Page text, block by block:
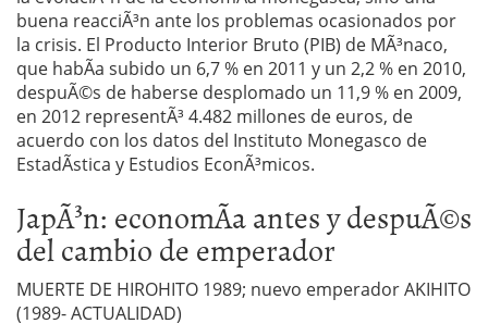
buena reacciÃ³n ante los problemas ocasionados por
la crisis. El Producto Interior Bruto (PIB) de MÃ³naco,
que habÃ­a subido un 6,7 % en 2011 y un 2,2 % en 2010,
despuÃ©s de haberse desplomado un 11,9 % en 2009,
en 2012 representÃ³ 4.482 millones de euros, de
acuerdo con los datos del Instituto Monegasco de
EstadÃ­stica y Estudios EconÃ³micos.
JapÃ³n: economÃ­a antes y despuÃ©s
del cambio de emperador
MUERTE DE HIROHITO 1989; nuevo emperador AKIHITO
(1989- ACTUALIDAD)